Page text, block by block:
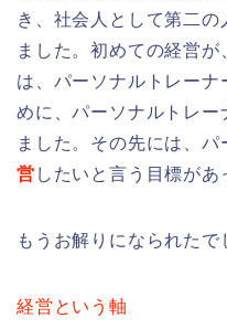
き、社会人として第二
ました。初めての経営が
は、パーソナルトレーナ
めに、パーソナルトレー
ました。その先には、
営 したいと言う目標があ
もうお解りになられたで
経営という軸